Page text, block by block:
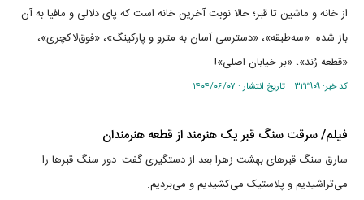
از خانه و ماشین تا قبر؛ حالا نوبت آخرین خانه است که پای دلالی و مافیا به آن
باز شده. «سه‌طبقه»، «دسترسی آسان به مترو و پارکینگ»، «فوق‌لاکچری»،
«قطعه رُند»، «بر خیابان اصلی»!
کد خبر: ۳۲۲۹۰۹ تاریخ انتشار : ۱۴۰۴/۰۶/۰۷
فیلم/ سرقت سنگ قبر یک هنرمند از قطعه هنرمندان
سارق سنگ قبر‌های بهشت زهرا بعد از دستگیری گفت: دور سنگ قبر‌ها را
می‌تراشیدیم و پلاستیک می‌کشیدیم و می‌بردیم.